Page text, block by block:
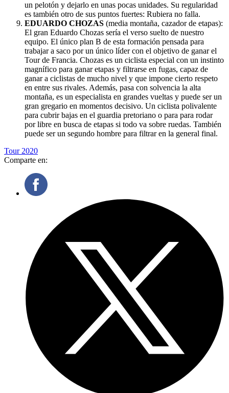
un pelotón y dejarlo en unas pocas unidades. Su regularidad
es también otro de sus puntos fuertes: Rubiera no falla.
EDUARDO CHOZAS (media montaña, cazador de etapas):
El gran Eduardo Chozas sería el verso suelto de nuestro
equipo. El único plan B de esta formación pensada para
trabajar a saco por un único líder con el objetivo de ganar el
Tour de Francia. Chozas es un ciclista especial con un instinto
magnífico para ganar etapas y filtrarse en fugas, capaz de
ganar a ciclistas de mucho nivel y que impone cierto respeto
en entre sus rivales. Además, pasa con solvencia la alta
montaña, es un especialista en grandes vueltas y puede ser un
gran gregario en momentos decisivo. Un ciclista polivalente
para cubrir bajas en el guardia pretoriano o para para rodar
por libre en busca de etapas si todo va sobre ruedas. También
puede ser un segundo hombre para filtrar en la general final.
Tour 2020
Comparte en: